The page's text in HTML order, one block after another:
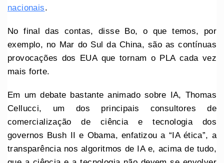
nacionais.
No final das contas, disse Bo, o que temos, por
exemplo, no Mar do Sul da China, são as contínuas
provocações dos EUA que tornam o PLA cada vez
mais forte.
Em um debate bastante animado sobre IA, Thomas
Cellucci, um dos principais consultores de
comercialização de ciência e tecnologia dos
governos Bush II e Obama, enfatizou a “IA ética”, a
transparência nos algoritmos de IA e, acima de tudo,